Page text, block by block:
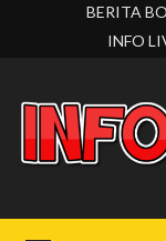
BERITA
INFO